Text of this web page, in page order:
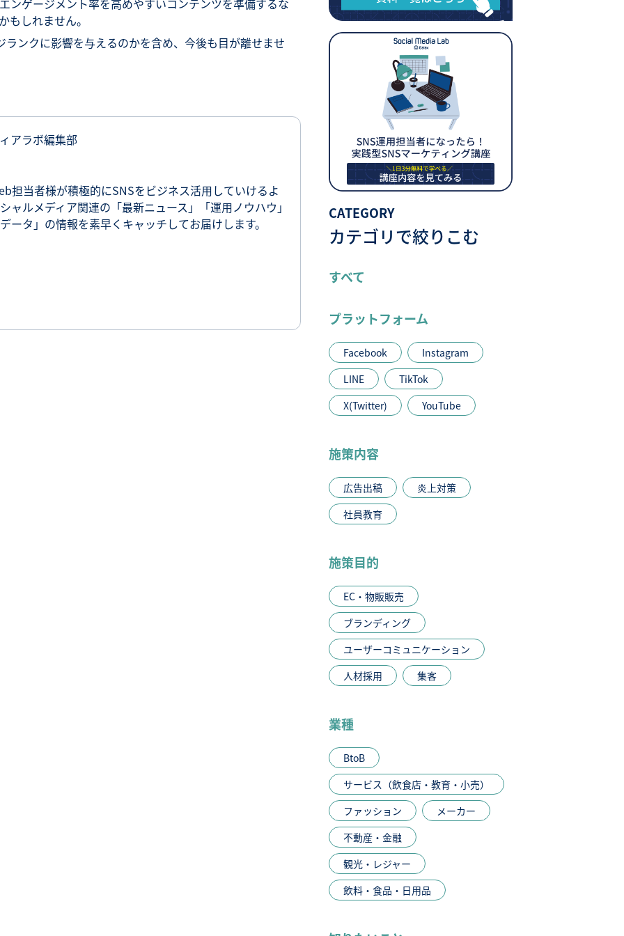
ンゲージメント率を高めやすいコンテンツを準備するな
もしれません。
ンクに影響を与えるのかを含め、今後も目が離せませ
アラボ編集部
担当者様が積極的にSNSをビジネス活用していけるよ
ャルメディア関連の「最新ニュース」「運用ノウハウ」
ータ」の情報を素早くキャッチしてお届けします。
CATEGORY
カテゴリで絞りこむ
すべて
プラットフォーム
Facebook
Instagram
LINE
TikTok
X(Twitter)
YouTube
施策内容
広告出稿
炎上対策
社員教育
施策目的
EC・物販販売
ブランディング
ユーザーコミュニケーション
人材採用
集客
業種
BtoB
サービス（飲食店・教育・小売）
ファッション
メーカー
不動産・金融
観光・レジャー
飲料・食品・日用品